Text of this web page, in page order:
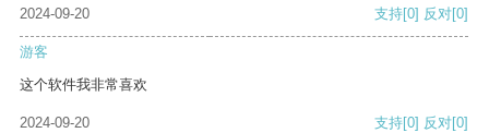
2024-09-20 支持[0] 反对[0]
游客
这个软件我非常喜欢
2024-09-20 支持[0] 反对[0]